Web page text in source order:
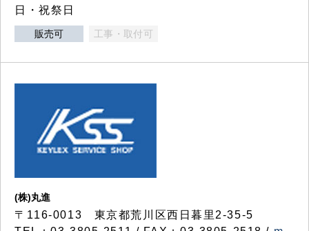
日・祝祭日
販売可 工事・取付可
(株)丸進
〒116-0013 東京都荒川区西日暮里2-35-5